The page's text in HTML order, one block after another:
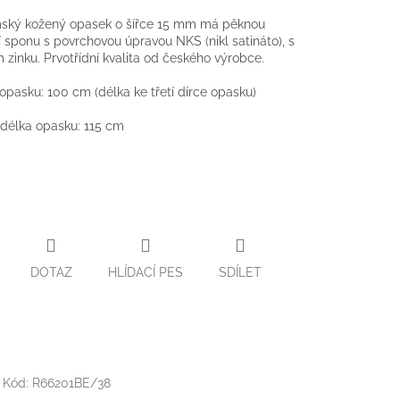
kožený opasek o šířce 15 mm má pěknou
s povrchovou úpravou NKS (nikl satináto), s
zinku. Prvotřídní kvalita od českého výrobce.
100 cm (délka ke třetí dírce opasku)
opasku: 115 cm
DOTAZ HLÍDACÍ PES SDÍLET
Kód: R66201BE/38